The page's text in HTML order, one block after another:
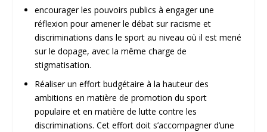
encourager les pouvoirs publics à engager une
réflexion pour amener le débat sur racisme et
discriminations dans le sport au niveau où il est mené
sur le dopage, avec la même charge de
stigmatisation.
Réaliser un effort budgétaire à la hauteur des
ambitions en matière de promotion du sport
populaire et en matière de lutte contre les
discriminations. Cet effort doit s’accompagner d’une